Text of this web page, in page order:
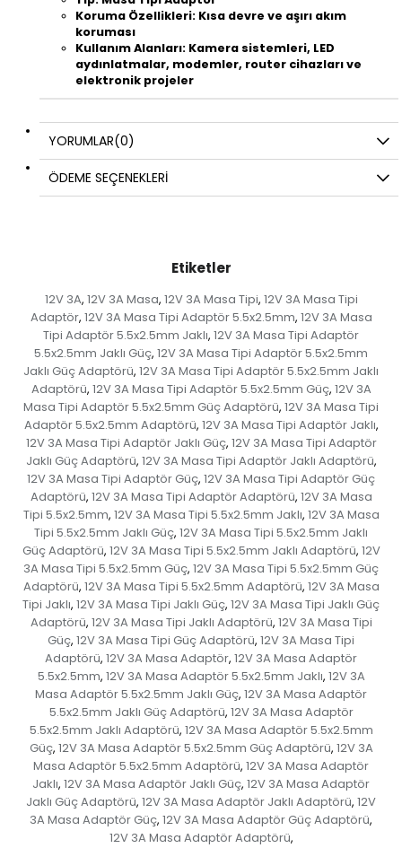
Koruma Özellikleri: Kısa devre ve aşırı akım
koruması
Kullanım Alanları: Kamera sistemleri, LED
aydınlatmalar, modemler, router cihazları ve
elektronik projeler
YORUMLAR(0)
ÖDEME SEÇENEKLERI
Etiketler
12V 3A, 12V 3A Masa, 12V 3A Masa Tipi, 12V 3A Masa Tipi
Adaptör, 12V 3A Masa Tipi Adaptör 5.5x2.5mm, 12V 3A Masa
Tipi Adaptör 5.5x2.5mm Jaklı, 12V 3A Masa Tipi Adaptör
5.5x2.5mm Jaklı Güç, 12V 3A Masa Tipi Adaptör 5.5x2.5mm
Jaklı Güç Adaptörü, 12V 3A Masa Tipi Adaptör 5.5x2.5mm Jaklı
Adaptörü, 12V 3A Masa Tipi Adaptör 5.5x2.5mm Güç, 12V 3A
Masa Tipi Adaptör 5.5x2.5mm Güç Adaptörü, 12V 3A Masa Tipi
Adaptör 5.5x2.5mm Adaptörü, 12V 3A Masa Tipi Adaptör Jaklı,
12V 3A Masa Tipi Adaptör Jaklı Güç, 12V 3A Masa Tipi Adaptör
Jaklı Güç Adaptörü, 12V 3A Masa Tipi Adaptör Jaklı Adaptörü,
12V 3A Masa Tipi Adaptör Güç, 12V 3A Masa Tipi Adaptör Güç
Adaptörü, 12V 3A Masa Tipi Adaptör Adaptörü, 12V 3A Masa
Tipi 5.5x2.5mm, 12V 3A Masa Tipi 5.5x2.5mm Jaklı, 12V 3A Masa
Tipi 5.5x2.5mm Jaklı Güç, 12V 3A Masa Tipi 5.5x2.5mm Jaklı
Güç Adaptörü, 12V 3A Masa Tipi 5.5x2.5mm Jaklı Adaptörü, 12V
3A Masa Tipi 5.5x2.5mm Güç, 12V 3A Masa Tipi 5.5x2.5mm Güç
Adaptörü, 12V 3A Masa Tipi 5.5x2.5mm Adaptörü, 12V 3A Masa
Tipi Jaklı, 12V 3A Masa Tipi Jaklı Güç, 12V 3A Masa Tipi Jaklı Güç
Adaptörü, 12V 3A Masa Tipi Jaklı Adaptörü, 12V 3A Masa Tipi
Güç, 12V 3A Masa Tipi Güç Adaptörü, 12V 3A Masa Tipi
Adaptörü, 12V 3A Masa Adaptör, 12V 3A Masa Adaptör
5.5x2.5mm, 12V 3A Masa Adaptör 5.5x2.5mm Jaklı, 12V 3A
Masa Adaptör 5.5x2.5mm Jaklı Güç, 12V 3A Masa Adaptör
5.5x2.5mm Jaklı Güç Adaptörü, 12V 3A Masa Adaptör
5.5x2.5mm Jaklı Adaptörü, 12V 3A Masa Adaptör 5.5x2.5mm
Güç, 12V 3A Masa Adaptör 5.5x2.5mm Güç Adaptörü, 12V 3A
Masa Adaptör 5.5x2.5mm Adaptörü, 12V 3A Masa Adaptör
Jaklı, 12V 3A Masa Adaptör Jaklı Güç, 12V 3A Masa Adaptör
Jaklı Güç Adaptörü, 12V 3A Masa Adaptör Jaklı Adaptörü, 12V
3A Masa Adaptör Güç, 12V 3A Masa Adaptör Güç Adaptörü,
12V 3A Masa Adaptör Adaptörü,